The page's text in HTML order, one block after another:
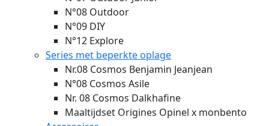
N°08 Outdoor
N°09 DIY
N°12 Explore
Series met beperkte oplage
Nr.08 Cosmos Benjamin Jeanjean
N°08 Cosmos Asile
Nr. 08 Cosmos Dalkhafine
Maaltijdset Origines Opinel x monbento